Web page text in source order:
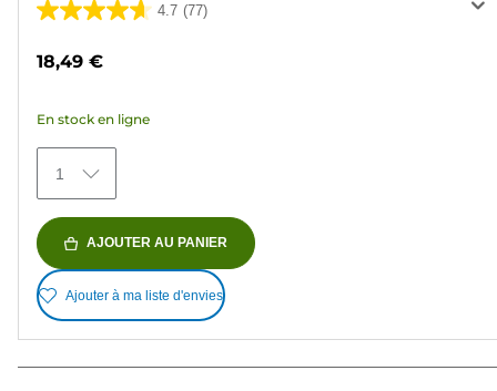
4.7 (77)
4.7
5
77
avis
18,49 €
En stock en ligne
1
AJOUTER AU PANIER
Ajouter à ma liste d'envies